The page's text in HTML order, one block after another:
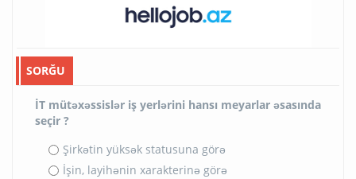
SORĞU
İT mütəxəssislər iş yerlərini hansı meyarlar əsasında
seçir ?
Şirkətin yüksək statusuna görə
İşin, layihənin xarakterinə görə